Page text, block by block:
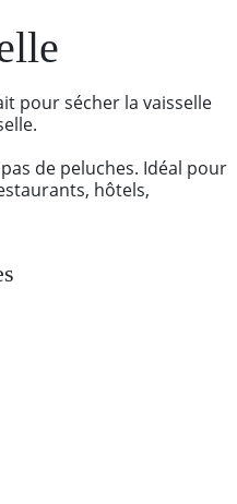
pour sécher la vaisselle
de peluches. Idéal pour
hôtels,